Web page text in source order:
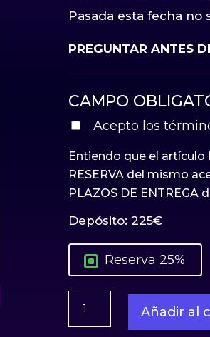
Pasada esta fecha no
PREGUNTAR ANTES
CAMPO
Acepto los
Entiendo que el artículo
RESERVA del mismo
PLAZOS DE ENTREGA
Depósito: 225€
Reserva 25%
Premium
Format
Añadir al